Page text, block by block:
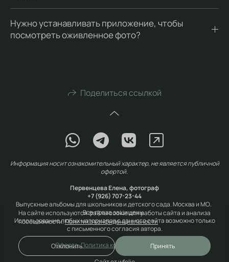
Нужно устанавливать приложение, чтобы
посмотреть оживленное фото?
Поделиться ссылкой
Информация носит ознакомительный характер, не является публичной
офертой.
Первенцева Елена, фотограф
+7 (926) 707-23-44
Выпускные альбомы для школьников и детского сада. Москва и МО.
Все права защищены.
Использование любых материалов с данного сайта возможно только
с письменного согласия автора.
Оферта,Политика конфиденциальности
На сайте используются файлы cookie для работы сайта и анализа
посещаемости.Политика конфиденциальности
Отклонить Принять